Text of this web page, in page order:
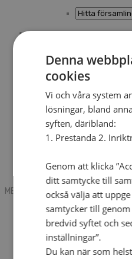
Mobile box
Kontakt
Tidning
Annonsera
Hitta
Press
SAU
Lediga
MENU
MENU
Search mobile
English
Hej! Vad söker du?
Kontakt
Kalender
Denna
cookies
Vi och våra system
lösningar, bland
syften, däribland:
1. Prestanda 2.
Genom att klicka
ditt samtycke till
också välja att
samtycker till
bredvid syftet och
inställningar”.
Du kan när som